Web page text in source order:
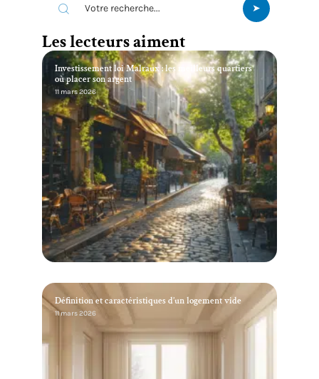
Les lecteurs aiment
Investissement loi Malraux : les meilleurs quartiers
où placer son argent
11 mars 2026
Définition et caractéristiques d’un logement vide
11 mars 2026